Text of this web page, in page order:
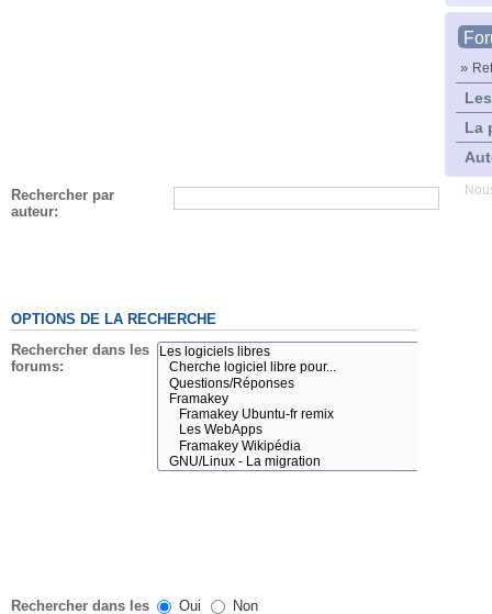
»
La
Rechercher par
auteur:
OPTIONS DE LA RECHERCHE
Rechercher dans les
forums:
Rechercher dans les Oui Non